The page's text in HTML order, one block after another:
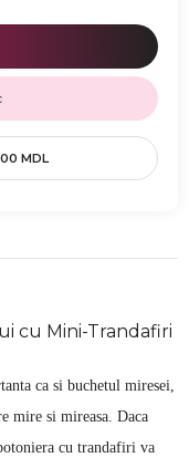
MDL
cu Mini-Trandafiri
ca si buchetul miresei,
mire si mireasa. Daca
cu trandafiri va